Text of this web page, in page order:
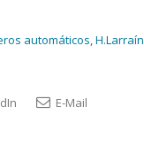
automáticos, H.Larraín
E-Mail